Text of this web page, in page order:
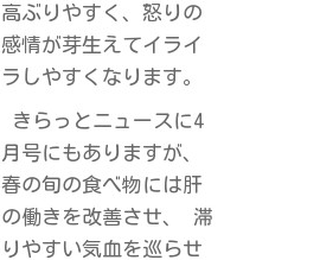
高ぶりやすく、怒りの
感情が芽生えてイライ
ラしやすくなります。
きらっとニュースに4
月号にもありますが、
春の旬の食べ物には肝
の働きを改善させ、 滞
りやすい気血を巡らせ